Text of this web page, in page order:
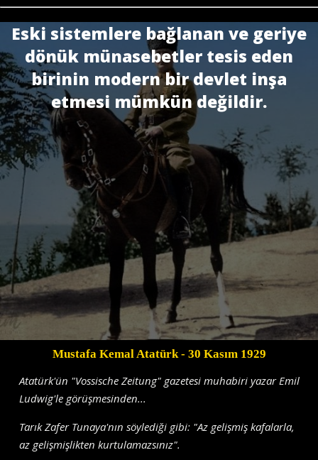
Eski sistemlere bağlanan ve geriye
dönük münasebetler tesis eden
birinin modern bir devlet inşa
etmesi mümkün değildir.
Mustafa Kemal Atatürk- 30 Kasım 1929
Atatürk'ün "Vossische Zeitung" gazetesi muhabiri yazar Emil
Ludwig'le görüşmesinden...
Tarık Zafer Tunaya'nın söylediği gibi: "Az gelişmiş kafalarla,
az gelişmişlikten kurtulamazsınız".